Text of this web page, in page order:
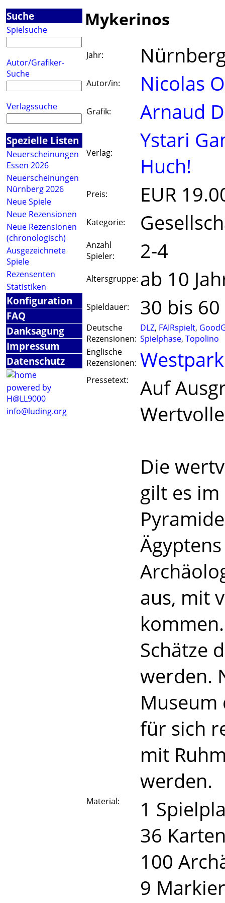
Suche
Spielsuche
Autor/Grafiker-
Suche
Verlagssuche
Spezielle Listen
Neuerscheinungen
Essen 2026
Neuerscheinungen
Nürnberg 2026
Neue Spiele
Neue Rezensionen
Neue Rezensionen
(chronologisch)
Ausgezeichnete
Spiele
Rezensenten
Statistiken
Konfiguration
FAQ
Danksagung
Impressum
Datenschutz
powered by
H@LL9000
info@luding.org
Mykerinos
Jahr:
Autor/in: Nicolas
Grafik: Arnaud
Verlag:
Ystari
Huch!
Preis: EUR
Kategorie:
Anzahl
Spieler:
2-4
Altersgruppe: ab 10
Spieldauer: 30 bis
Deutsche
Rezensionen:
DLZ, FAIRspielt,
Spielphase, Topolino
Englische
Rezensionen:
Pressetext:
Auf
Die
gilt es
aus, mit
Schätze
werden.
Museum
für sich
mit
werden.
Material:
1
36
100
9